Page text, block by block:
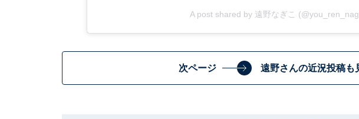
A post shared by 遠野なぎこ
次ページ 遠野さんの近況投稿も